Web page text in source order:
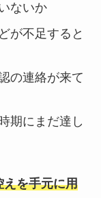
ないか
が不足すると
の連絡が来て
期にまだ達し
えを手元に用